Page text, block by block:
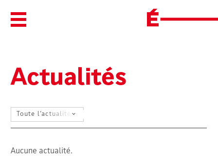
Ouvrir/Fermer le menu
Actualités
SÉLECTIONNEZ UN FILTRE
Aucune actualité.